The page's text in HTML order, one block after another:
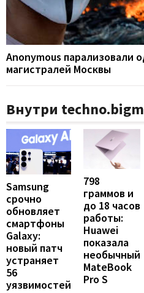
Anonymous парализовали
магистралей Москвы
Внутри
Samsung
срочно
обновляет
смартфоны
Galaxy:
новый патч
устраняет
56
уязвимостей
798
граммов и
до 18 часов
работы:
Huawei
показала
необычный
MateBook
Pro S